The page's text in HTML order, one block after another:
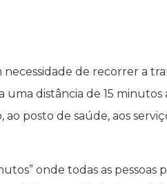
de recorrer a
uma distância de 15
ao posto de saúde, aos
onde todas as pessoas